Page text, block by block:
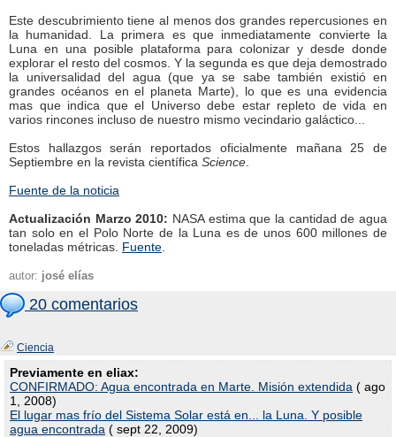
Este descubrimiento tiene al menos dos grandes repercusiones en
la humanidad. La primera es que inmediatamente convierte la
Luna en una posible plataforma para colonizar y desde donde
explorar el resto del cosmos. Y la segunda es que deja demostrado
la universalidad del agua (que ya se sabe también existió en
grandes océanos en el planeta Marte), lo que es una evidencia
mas que indica que el Universo debe estar repleto de vida en
varios rincones incluso de nuestro mismo vecindario galáctico...
Estos hallazgos serán reportados oficialmente mañana 25 de
Septiembre en la revista científica Science
Fuente de la noticia
Actualización Marzo 2010: NASA estima que la cantidad de agua
tan solo en el Polo Norte de la Luna es de unos 600 millones de
toneladas métricas. Fuente
autor: josé elías
20 comentarios
Ciencia
Previamente en eliax:
CONFIRMADO: Agua encontrada en Marte. Misión extendida ( ago
1, 2008)
El lugar mas frío del Sistema Solar está en... la Luna. Y posible
agua encontrada ( sept 22, 2009)